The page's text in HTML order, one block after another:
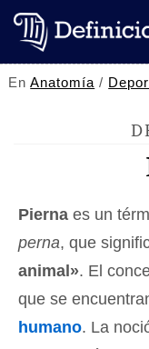
EnAnatomía /
Pierna es un
perna, que
animal». El
que se
humano. La